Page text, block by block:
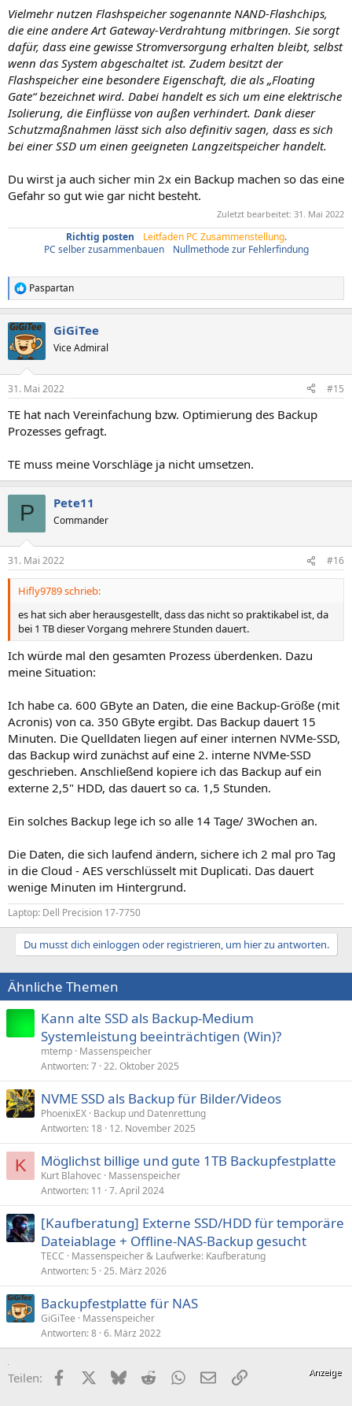
Vielmehr nutzen Flashspeicher sogenannte NAND-Flashchips,
die eine andere Art Gateway-Verdrahtung mitbringen. Sie sorgt
dafür, dass eine gewisse Stromversorgung erhalten bleibt, selbst
wenn das System abgeschaltet ist. Zudem besitzt der
Flashspeicher eine besondere Eigenschaft, die als „Floating
Gate“ bezeichnet wird. Dabei handelt es sich um eine elektrische
Isolierung, die Einflüsse von außen verhindert. Dank dieser
Schutzmaßnahmen lässt sich also definitiv sagen, dass es sich
bei einer SSD um einen geeigneten Langzeitspeicher handelt.
Du wirst ja auch sicher min 2x ein Backup machen so das eine
Gefahr so gut wie gar nicht besteht.
Zuletzt bearbeitet: 31. Mai 2022
Richtig posten Leitfaden PC Zusammenstellung.
PC selber zusammenbauen
Nullmethode zur Fehlerfindung
R
e
k
t
e
:
Paspartan
GiGiTee
Vice Admiral
31. Mai 2022 #15
TE hat nach Vereinfachung bzw. Optimierung des Backup
Prozesses gefragt.
TE muss meine Vorschläge ja nicht umsetzen.
P Pete11
Commander
31. Mai 2022 #16
Hifly9789 schrieb:
es hat sich aber herausgestellt, dass das nicht so praktikabel ist, da
bei 1 TB dieser Vorgang mehrere Stunden dauert.
Ich würde mal den gesamten Prozess überdenken. Dazu
meine Situation:
Ich habe ca. 600 GByte an Daten, die eine Backup-Größe (mit
Acronis) von ca. 350 GByte ergibt. Das Backup dauert 15
Minuten. Die Quelldaten liegen auf einer internen NVMe-SSD,
das Backup wird zunächst auf eine 2. interne NVMe-SSD
geschrieben. Anschließend kopiere ich das Backup auf ein
externe 2,5" HDD, das dauert so ca. 1,5 Stunden.
Ein solches Backup lege ich so alle 14 Tage/ 3Wochen an.
Die Daten, die sich laufend ändern, sichere ich 2 mal pro Tag
in die Cloud - AES verschlüsselt mit Duplicati. Das dauert
wenige Minuten im Hintergrund.
Laptop: Dell Precision 17-7750
Du musst dich einloggen oder registrieren, um hier zu antworten.
Ähnliche Themen
Kann alte SSD als Backup-Medium
Systemleistung beeinträchtigen (Win)?
mtemp Massenspeicher
Antworten 7 22. Oktober 2025
NVME SSD als Backup für Bilder/Videos
PhoenixEX Backup und Datenrettung
Antworten 18 12. November 2025
K Möglichst billige und gute 1TB Backupfestplatte
Kurt Blahovec
Massenspeicher
Antworten 11 7. April 2024
[Kaufberatung] Externe SSD/HDD für temporäre
Dateiablage + Offline-NAS-Backup gesucht
TECC
Massenspeicher & Laufwerke: Kaufberatung
Antworten 5 25. März 2026
Backupfestplatte für NAS
GiGiTee
Massenspeicher
Antworten 8 6. März 2022
Teilen: FacebookX (Twitter)
BlueskyRedditWhatsApp
E-MailLink